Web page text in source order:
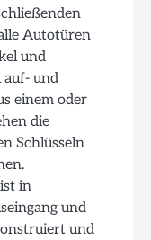
Autotüren
und
auf- und
einem oder
die
Schlüsseln
in
und
und